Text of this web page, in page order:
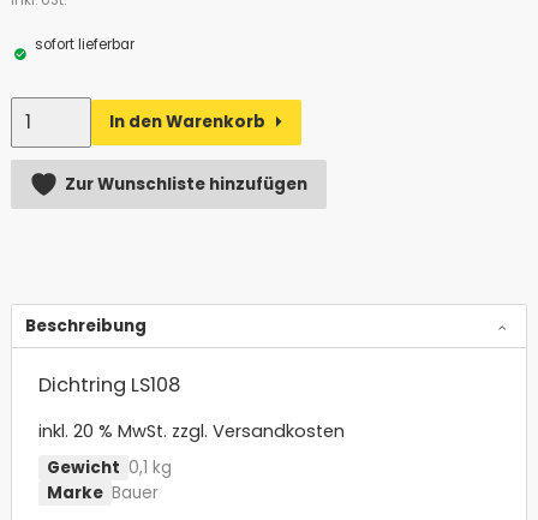
sofort lieferbar
Anzahl
In den Warenkorb
Alternative:
Zur Wunschliste hinzufügen
Beschreibung
Dichtring LS108
inkl. 20 % MwSt. zzgl. Versandkosten
0,1 kg
Gewicht
Bauer
Marke